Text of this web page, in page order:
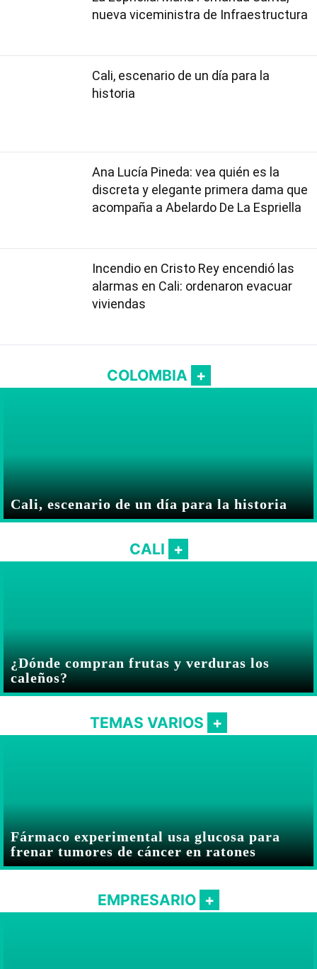
nueva viceministra de Infraestructura
Cali, escenario de un día para la
historia
Ana Lucía Pineda: vea quién es la
discreta y elegante primera dama que
acompaña a Abelardo De La Espriella
Incendio en Cristo Rey encendió las
alarmas en Cali: ordenaron evacuar
viviendas
COLOMBIA
Cali, escenario de un día para la historia
CALI
¿Dónde compran frutas y verduras los
caleños?
TEMAS VARIOS
Fármaco experimental usa glucosa para
frenar tumores de cáncer en ratones
EMPRESARIO